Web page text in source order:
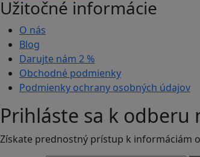
Užitočné informácie
O nás
Blog
Darujte nám 2 %
Obchodné podmienky
Podmienky ochrany osobných údajov
Prihláste sa k odberu
Získate prednostný prístup k informáciám